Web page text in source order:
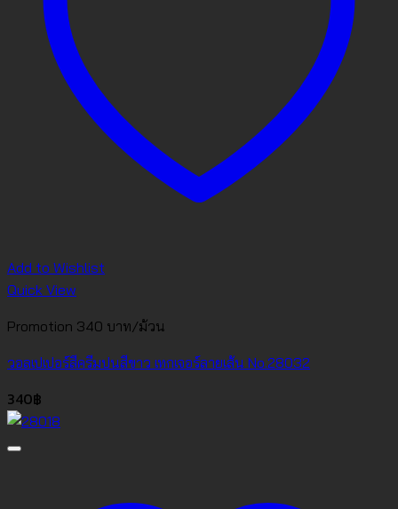
Add to Wishlist
Quick View
Promotion 340 บาท/ม้วน
วอลเปเปอร์สีครีมปนสีขาว เทกเจอร์ลายเส้น No.28032
340฿